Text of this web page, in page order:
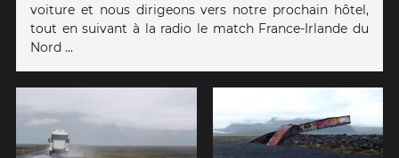
voiture et nous dirigeons vers notre prochain hôtel,
tout en suivant à la radio le match France-Irlande du
Nord ...